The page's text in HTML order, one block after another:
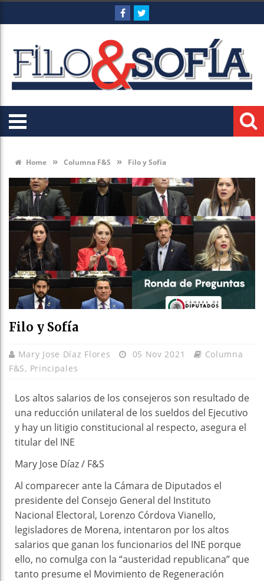
Home » Columna F&S » Filo y Sofía
Filo y Sofía
Mary Jose Díaz Flores 05 Nov 2021
Columna
F&S, Principales
Los altos salarios de los consejeros son resultado de
una reducción unilateral de los sueldos del Ejecutivo
y hay un litigio constitucional al respecto, asegura el
titular del INE
Mary Jose Díaz / F&S
Al comparecer ante la Cámara de Diputados el
presidente del Consejo General del Instituto
Nacional Electoral, Lorenzo Córdova Vianello,
legisladores de Morena, intentaron por los altos
salarios que ganan los funcionarios del INE porque
ello, no comulga con la “austeridad republicana” que
tanto presume el Movimiento de Regeneración